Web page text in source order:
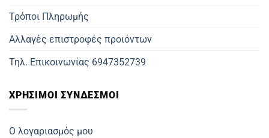
Τρόποι Πληρωμής
Αλλαγές επιστροφές προιόντων
Τηλ. Επικοινωνίας 6947352739
ΧΡΗΣΙΜΟΙ ΣΥΝΔΕΣΜΟΙ
Ο λογαριασμός μου